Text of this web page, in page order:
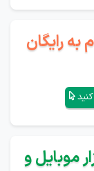
به رایگان
موبایل و